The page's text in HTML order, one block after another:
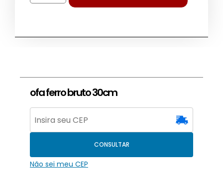
ofa ferro bruto 30cm
CONSULTAR
Não sei meu CEP